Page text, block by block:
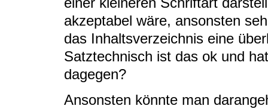
akzeptabel wäre, ansonsten
das Inhaltsverzeichnis eine
Satztechnisch ist das ok und
dagegen?
Ansonsten könnte man